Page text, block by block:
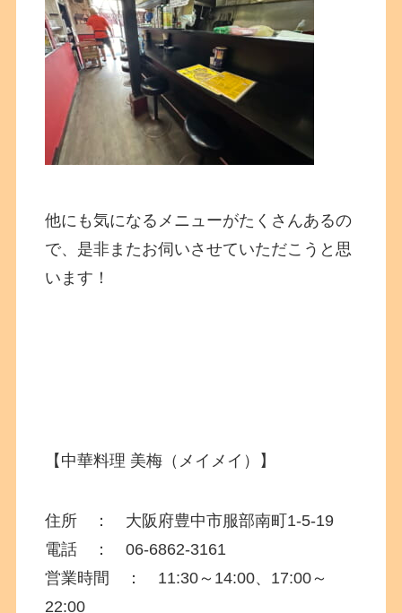
他にも気になるメニューがたくさんあるの
で、是非またお伺いさせていただこうと思
います！
【中華料理 美梅（メイメイ）】
住所 ： 大阪府豊中市服部南町 1-5-19
電話 ： 06-6862-3161
営業時間 ： 11:30～14:00、17:00～
22:00